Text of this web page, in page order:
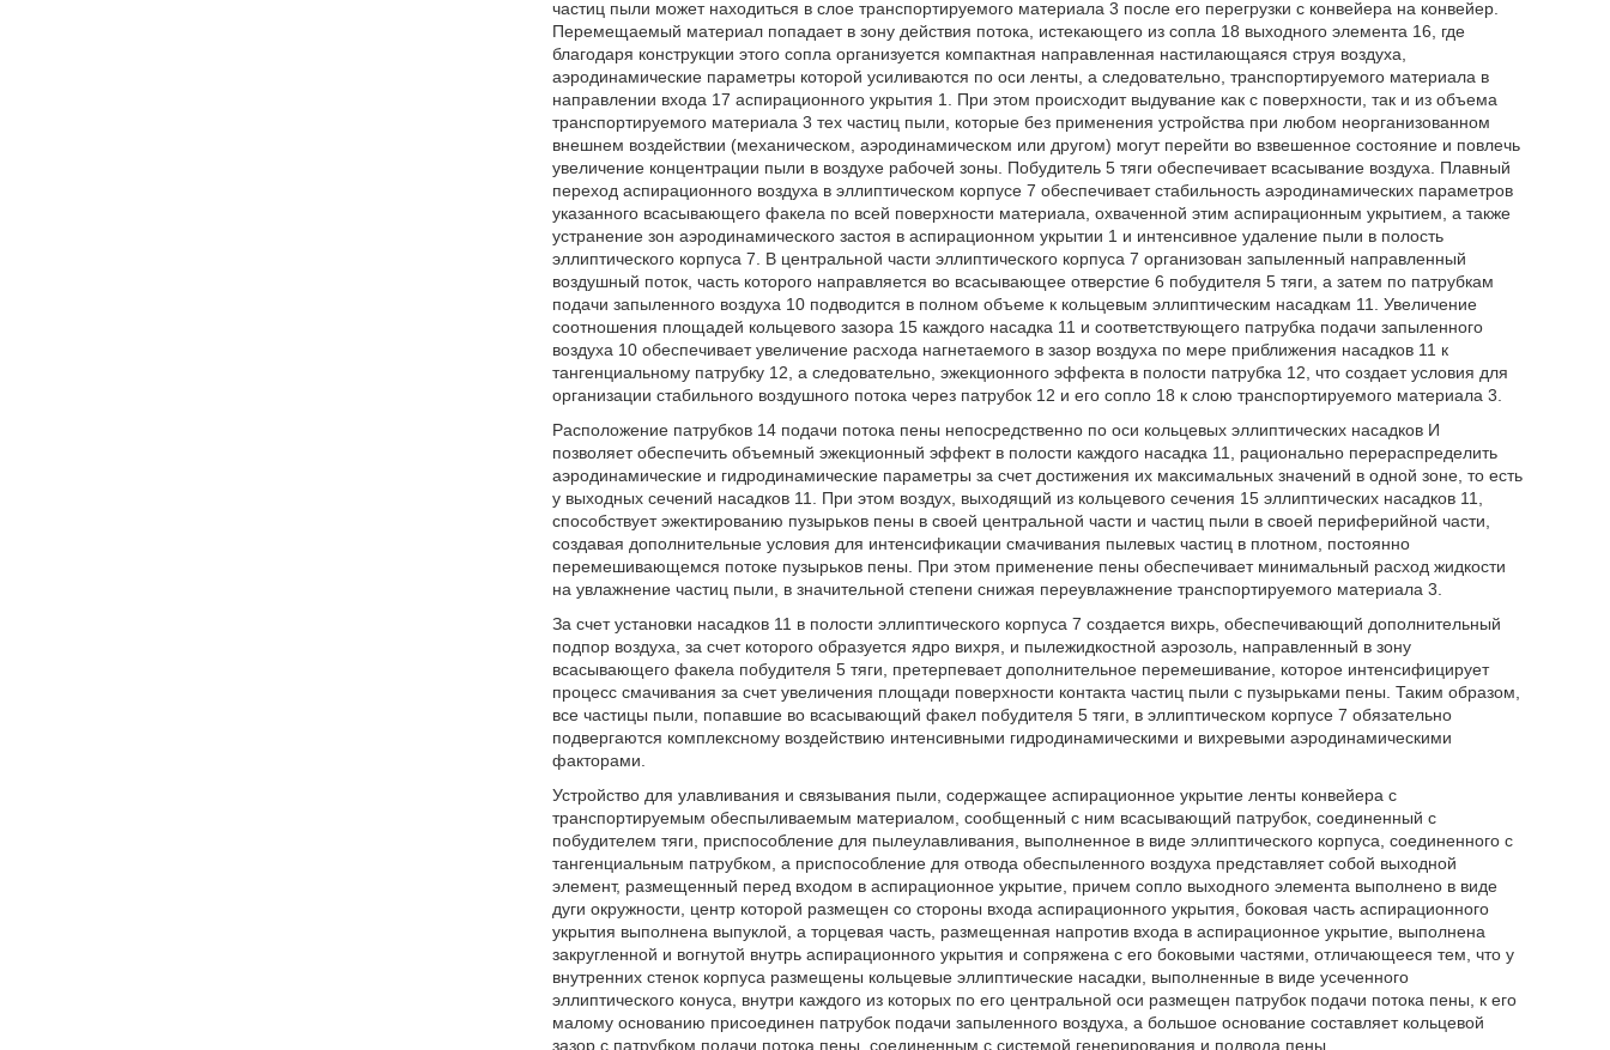
частиц пыли может находиться в слое транспортируемого материала 3 после его перегрузки с конвейера на конвейер.
Перемещаемый материал попадает в зону действия потока, истекающего из сопла 18 выходного элемента 16, где
благодаря конструкции этого сопла организуется компактная направленная настилающаяся струя воздуха,
аэродинамические параметры которой усиливаются по оси ленты, а следовательно, транспортируемого материала в
направлении входа 17 аспирационного укрытия 1. При этом происходит выдувание как с поверхности, так и из объема
транспортируемого материала 3 тех частиц пыли, которые без применения устройства при любом неорганизованном
внешнем воздействии (механическом, аэродинамическом или другом) могут перейти во взвешенное состояние и повлечь
увеличение концентрации пыли в воздухе рабочей зоны. Побудитель 5 тяги обеспечивает всасывание воздуха. Плавный
переход аспирационного воздуха в эллиптическом корпусе 7 обеспечивает стабильность аэродинамических параметров
указанного всасывающего факела по всей поверхности материала, охваченной этим аспирационным укрытием, а также
устранение зон аэродинамического застоя в аспирационном укрытии 1 и интенсивное удаление пыли в полость
эллиптического корпуса 7. В центральной части эллиптического корпуса 7 организован запыленный направленный
воздушный поток, часть которого направляется во всасывающее отверстие 6 побудителя 5 тяги, а затем по патрубкам
подачи запыленного воздуха 10 подводится в полном объеме к кольцевым эллиптическим насадкам 11. Увеличение
соотношения площадей кольцевого зазора 15 каждого насадка 11 и соответствующего патрубка подачи запыленного
воздуха 10 обеспечивает увеличение расхода нагнетаемого в зазор воздуха по мере приближения насадков 11 к
тангенциальному патрубку 12, а следовательно, эжекционного эффекта в полости патрубка 12, что создает условия для
организации стабильного воздушного потока через патрубок 12 и его сопло 18 к слою транспортируемого материала 3.
Расположение патрубков 14 подачи потока пены непосредственно по оси кольцевых эллиптических насадков И
позволяет обеспечить объемный эжекционный эффект в полости каждого насадка 11, рационально перераспределить
аэродинамические и гидродинамические параметры за счет достижения их максимальных значений в одной зоне, то есть
у выходных сечений насадков 11. При этом воздух, выходящий из кольцевого сечения 15 эллиптических насадков 11,
способствует эжектированию пузырьков пены в своей центральной части и частиц пыли в своей периферийной части,
создавая дополнительные условия для интенсификации смачивания пылевых частиц в плотном, постоянно
перемешивающемся потоке пузырьков пены. При этом применение пены обеспечивает минимальный расход жидкости
на увлажнение частиц пыли, в значительной степени снижая переувлажнение транспортируемого материала 3.
За счет установки насадков 11 в полости эллиптического корпуса 7 создается вихрь, обеспечивающий дополнительный
подпор воздуха, за счет которого образуется ядро вихря, и пылежидкостной аэрозоль, направленный в зону
всасывающего факела побудителя 5 тяги, претерпевает дополнительное перемешивание, которое интенсифицирует
процесс смачивания за счет увеличения площади поверхности контакта частиц пыли с пузырьками пены. Таким образом,
все частицы пыли, попавшие во всасывающий факел побудителя 5 тяги, в эллиптическом корпусе 7 обязательно
подвергаются комплексному воздействию интенсивными гидродинамическими и вихревыми аэродинамическими
факторами.
Устройство для улавливания и связывания пыли, содержащее аспирационное укрытие ленты конвейера с
транспортируемым обеспыливаемым материалом, сообщенный с ним всасывающий патрубок, соединенный с
побудителем тяги, приспособление для пылеулавливания, выполненное в виде эллиптического корпуса, соединенного с
тангенциальным патрубком, а приспособление для отвода обеспыленного воздуха представляет собой выходной
элемент, размещенный перед входом в аспирационное укрытие, причем сопло выходного элемента выполнено в виде
дуги окружности, центр которой размещен со стороны входа аспирационного укрытия, боковая часть аспирационного
укрытия выполнена выпуклой, а торцевая часть, размещенная напротив входа в аспирационное укрытие, выполнена
закругленной и вогнутой внутрь аспирационного укрытия и сопряжена с его боковыми частями, отличающееся тем, что у
внутренних стенок корпуса размещены кольцевые эллиптические насадки, выполненные в виде усеченного
эллиптического конуса, внутри каждого из которых по его центральной оси размещен патрубок подачи потока пены, к его
малому основанию присоединен патрубок подачи запыленного воздуха, а большое основание составляет кольцевой
зазор с патрубком подачи потока пены, соединенным с системой генерирования и подвода пены.